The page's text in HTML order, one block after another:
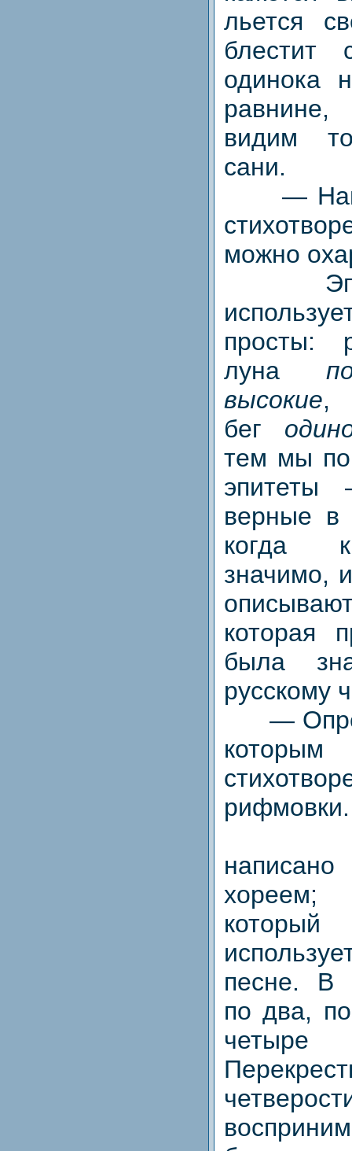
льется
блестит
одинока
видим
сани.
—
можно
просты:
луна
высокие,
бег
тем мы
эпитеты
верные в
когда
значимо,
которая
была
русскому
—
рифмовки.
песне. В
по два,